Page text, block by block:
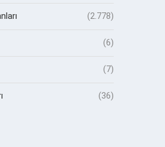
(2.778)
(6)
(7)
(36)